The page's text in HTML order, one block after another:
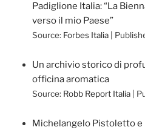
Padiglione Italia: “La
verso il mio Paese”
Source: Forbes Italia
Un archivio storico di
officina aromatica
Source: Robb Report Italia
Michelangelo Pistoletto e